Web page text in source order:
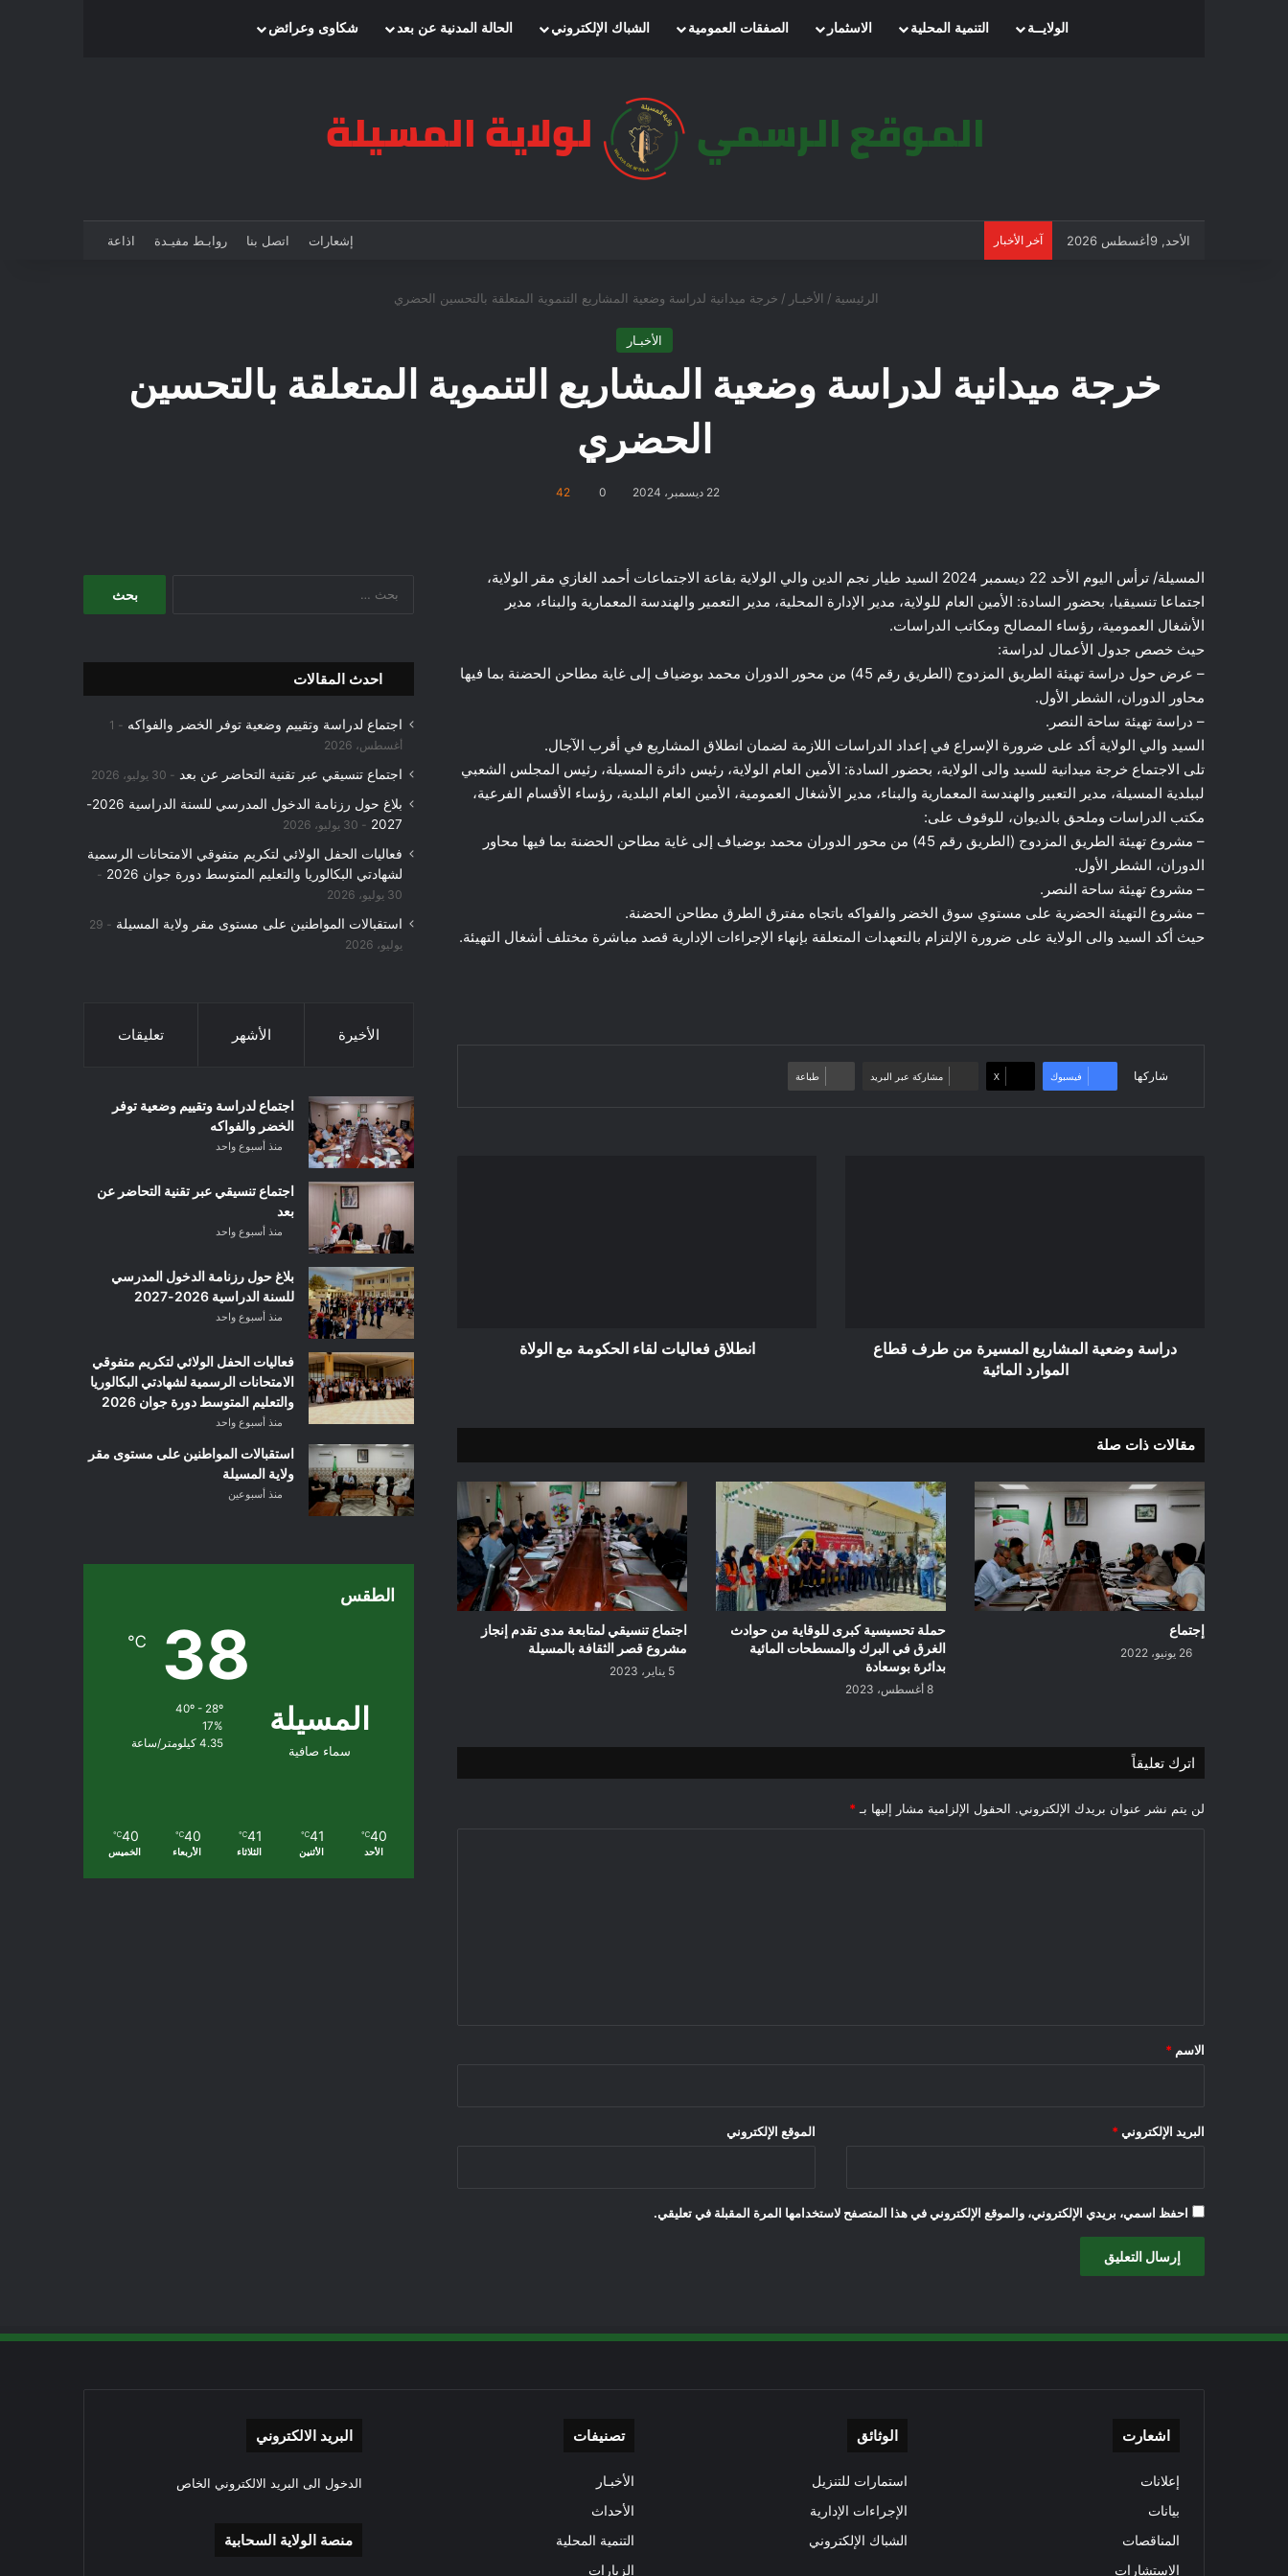
الرئيسيةالولايــة التنمية المحلية الاسثمار الصفقات العمومية الشباك الإلكتروني الحالة المدنية عن بعد شكاوى وعرائض
الأحد, 9أغسطس 2026 آخر الأخبار إشعارات اتصل بنا روابـط مفيـدة اذاعة
الرئيسية / الأخبـار / خرجة ميدانية لدراسة وضعية المشاريع التنموية المتعلقة بالتحسين الحضري
الأخبـار
خرجة ميدانية لدراسة وضعية المشاريع التنموية المتعلقة بالتحسين
الحضري
22 ديسمبر، 2024 0
42
المسيلة/ ترأس اليوم الأحد 22 ديسمبر 2024 السيد طيار نجم الدين والي الولاية بقاعة الاجتماعات أحمد الغازي مقر الولاية،
اجتماعا تنسيقيا، بحضور السادة: الأمين العام للولاية، مدير الإدارة المحلية، مدير التعمير والهندسة المعمارية والبناء، مدير
الأشغال العمومية، رؤساء المصالح ومكاتب الدراسات.
حيث خصص جدول الأعمال لدراسة:
– عرض حول دراسة تهيئة الطريق المزدوج (الطريق رقم 45) من محور الدوران محمد بوضياف إلى غاية مطاحن الحضنة بما فيها
محاور الدوران، الشطر الأول.
– دراسة تهيئة ساحة النصر.
السيد والي الولاية أكد على ضرورة الإسراع في إعداد الدراسات اللازمة لضمان انطلاق المشاريع في أقرب الآجال.
تلى الاجتماع خرجة ميدانية للسيد والى الولاية، بحضور السادة: الأمين العام الولاية، رئيس دائرة المسيلة، رئيس المجلس الشعبي
لببلدية المسيلة، مدير التعبير والهندسة المعمارية والبناء، مدير الأشغال العمومية، الأمين العام البلدية، رؤساء الأقسام الفرعية،
مكتب الدراسات وملحق بالديوان، للوقوف على:
– مشروع تهيئة الطريق المزدوج (الطريق رقم 45) من محور الدوران محمد بوضياف إلى غاية مطاحن الحضنة بما فيها محاور
الدوران، الشطر الأول.
– مشروع تهيئة ساحة النصر.
– مشروع التهيئة الحضرية على مستوي سوق الخضر والفواكه باتجاه مفترق الطرق مطاحن الحضنة.
حيث أكد السيد والى الولاية على ضرورة الإلتزام بالتعهدات المتعلقة بإنهاء الإجراءات الإدارية قصد مباشرة مختلف أشغال التهيئة.
شاركها فيسبوك ‫X مشاركة عبر البريد طباعة
دراسة وضعية المشاريع المسيرة من طرف قطاع
الموارد المائية
انطلاق فعاليات لقاء الحكومة مع الولاة
مقالات ذات صلة
إجتماع
26 يونيو، 2022
حملة تحسيسية كبرى للوقاية من حوادث
الغرق في البرك والمسطحات المائية
بدائرة بوسعادة
8 أغسطس، 2023
اجتماع تنسيقي لمتابعة مدى تقدم إنجاز
مشروع قصر الثقافة بالمسيلة
5 يناير، 2023
اترك تعليقاً
لن يتم نشر عنوان بريدك الإلكتروني. الحقول الإلزامية مشار إليها بـ *
*
الاسم *
البريد الإلكتروني * الموقع الإلكتروني
احفظ اسمي، بريدي الإلكتروني، والموقع الإلكتروني في هذا المتصفح لاستخدامها المرة المقبلة في تعليقي.
احدث المقالات
اجتماع لدراسة وتقييم وضعية توفر الخضر والفواكه
1
أغسطس، 2026
اجتماع تنسيقي عبر تقنية التحاضر عن بعد 30 يوليو، 2026
بلاغ حول رزنامة الدخول المدرسي للسنة الدراسية 2026-
2027
30 يوليو، 2026
فعاليات الحفل الولائي لتكريم متفوقي الامتحانات الرسمية
لشهادتي البكالوريا والتعليم المتوسط دورة جوان 2026
30 يوليو، 2026
استقبالات المواطنين على مستوى مقر ولاية المسيلة
29
يوليو، 2026
الأخيرة الأشهر تعليقات
اجتماع لدراسة وتقييم وضعية توفر
الخضر والفواكه
منذ أسبوع واحد
اجتماع تنسيقي عبر تقنية التحاضر عن
بعد
منذ أسبوع واحد
بلاغ حول رزنامة الدخول المدرسي
للسنة الدراسية 2026-2027
منذ أسبوع واحد
فعاليات الحفل الولائي لتكريم متفوقي
الامتحانات الرسمية لشهادتي البكالوريا
والتعليم المتوسط دورة جوان 2026
منذ أسبوع واحد
استقبالات المواطنين على مستوى مقر
ولاية المسيلة
منذ أسبوعين
الطقس
المسيلة
سماء صافية
38
℃
40º - 28º
17%
4.35 كيلومتر/ساعة
40
℃
الأحد
41
℃
الأثنين
41
℃
الثلاثاء
40
℃
الأربعاء
40
℃
الخميس
اشعارت
إعلانات
بيانات
المناقصات
الاستشارات
الوثائق
استمارات للتنزيل
الإجراءات الإدارية
الشباك الإلكتروني
تصنيفات
الأخبـار
الأحداث
التنمية المحلية
الزيارات
البريد الالكتروني
الدخول الى البريد الالكتروني الخاص
منصة الولاية السحابية